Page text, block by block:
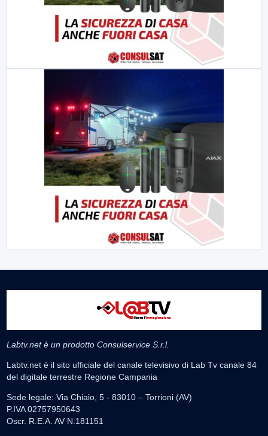
Labtv.net è un prodotto Consulservice S.r.l.
Labtv.net è il sito ufficiale del canale televisivo di Lab Tv canale 84
del digitale terrestre Regione Campania
Sede legale: Via Chiaio, 5 - 83010 – Torrioni (AV)
P.IVA 02757950643
Oscr. R.E.A. AV N.181151